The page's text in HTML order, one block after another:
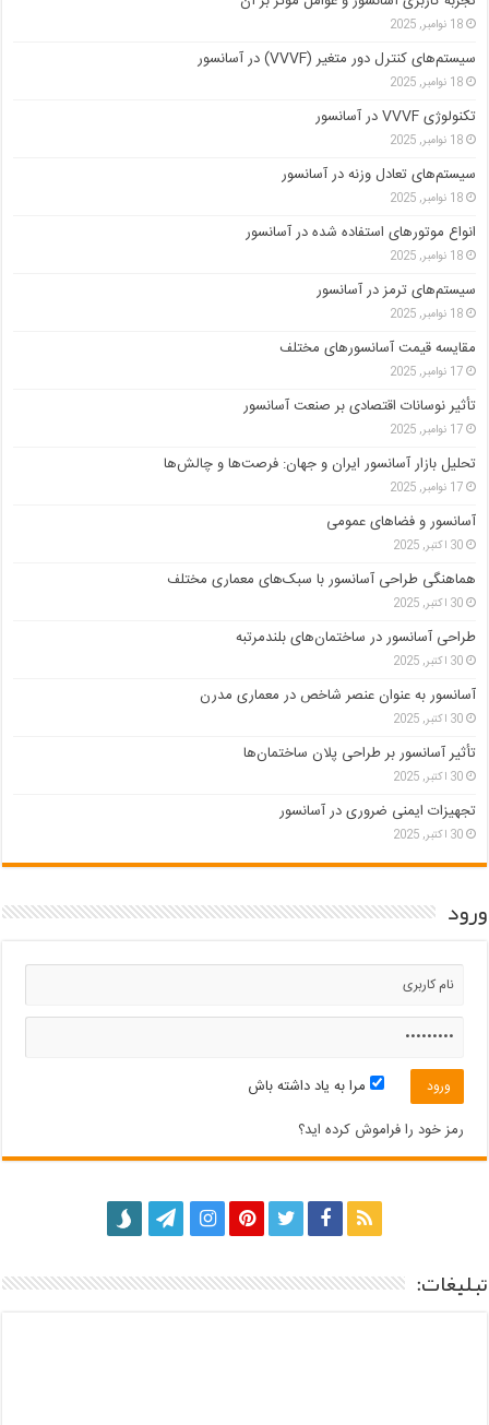
18 نوامبر, 2025
سیستم‌های کنترل دور متغیر (VVVF) در آسانسور
18 نوامبر, 2025
تکنولوژی VVVF در آسانسور
18 نوامبر, 2025
سیستم‌های تعادل وزنه در آسانسور
18 نوامبر, 2025
انواع موتورهای استفاده شده در آسانسور
18 نوامبر, 2025
سیستم‌های ترمز در آسانسور
18 نوامبر, 2025
مقایسه قیمت آسانسورهای مختلف
17 نوامبر, 2025
تأثیر نوسانات اقتصادی بر صنعت آسانسور
17 نوامبر, 2025
تحلیل بازار آسانسور ایران و جهان: فرصت‌ها و چالش‌ها
17 نوامبر, 2025
آسانسور و فضاهای عمومی
30 اکتبر, 2025
هماهنگی طراحی آسانسور با سبک‌های معماری مختلف
30 اکتبر, 2025
طراحی آسانسور در ساختمان‌های بلندمرتبه
30 اکتبر, 2025
آسانسور به عنوان عنصر شاخص در معماری مدرن
30 اکتبر, 2025
تأثیر آسانسور بر طراحی پلان ساختمان‌ها
30 اکتبر, 2025
تجهیزات ایمنی ضروری در آسانسور
30 اکتبر, 2025
ورود
مرا به یاد داشته باش
رمز خود را فراموش کرده اید؟
تبلیغات: